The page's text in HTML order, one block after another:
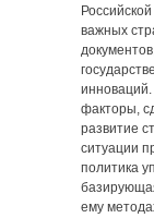
важных
факторы,
развитие
ситуации
политика
ему